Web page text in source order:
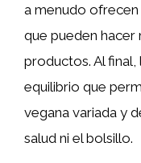
a menudo
que pueden hacer
productos. Al
equilibrio que
vegana variada y
salud ni el bolsillo.